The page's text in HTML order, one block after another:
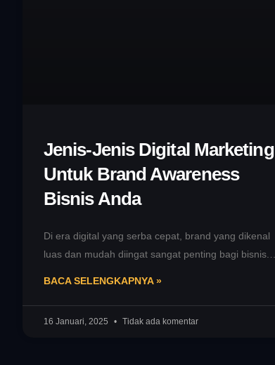
Jenis-Jenis Digital Marketing
Untuk Brand Awareness
Bisnis Anda
Di era digital yang serba cepat, brand yang dikenal
luas dan mudah diingat sangat penting bagi bisnis.
BACA SELENGKAPNYA »
16 Januari, 2025 Tidak ada komentar